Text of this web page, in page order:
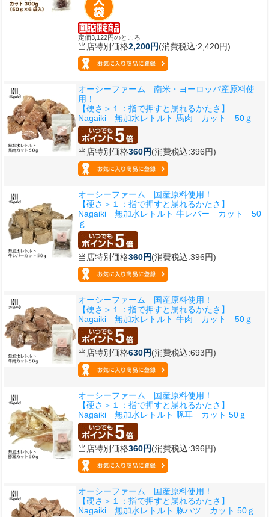
定価3,122円のところ
当店特別価格2,200円(消費税込:2,420円)
オーシーファーム 南米・ヨーロッパ産原料使
用！
【硬さ＞１：指で押すと崩れるかたさ】
Nagaiki 無加水レトルト 馬肉 カット 50ｇ
当店特別価格360円(消費税込:396円)
オーシーファーム 国産原料使用！
【硬さ＞１：指で押すと崩れるかたさ】
Nagaiki 無加水レトルト 牛レバー カット 50
ｇ
当店特別価格360円(消費税込:396円)
オーシーファーム 国産原料使用！
【硬さ＞１：指で押すと崩れるかたさ】
Nagaiki 無加水レトルト 牛肉 カット 50ｇ
当店特別価格630円(消費税込:693円)
オーシーファーム 国産原料使用！
【硬さ＞１：指で押すと崩れるかたさ】
Nagaiki 無加水レトルト 豚耳 カット 50ｇ
当店特別価格360円(消費税込:396円)
オーシーファーム 国産原料使用！
【硬さ＞１：指で押すと崩れるかたさ】
Nagaiki 無加水レトルト 豚ハツ カット 50ｇ